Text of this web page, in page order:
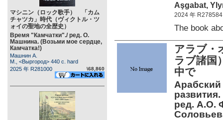
マシニン（ロック歌手） 「カム
チャツカ」時代（ヴィクトル・ツ
ォイの聖地の全歴史）
Время "Камчатки"./ ред. О.
Машнина. (Возьми мое сердце,
Камчатка!)
Машнин А.
М., <Выргород> 440 c. hard
2025 年 R281000
\68,860
Aşgabat,
2024 年 R278584
The book
アラブ・
ラブ諸国
中で
ред. А.О.